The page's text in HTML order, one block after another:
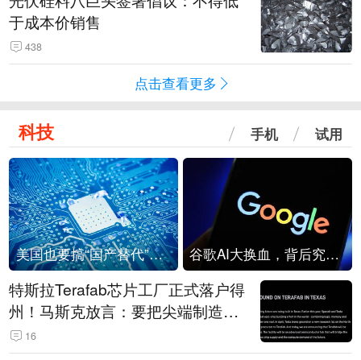
于成本价销售
438
点击查看更多
科技 手机 试用
美国也要搞“国产替代”？先算清三笔账 谷歌AI大换血，背后究竟发生了什么？
特斯拉Terafab芯片工厂正式落户得
州！马斯克放言：要把尖端制造带
回美国
16